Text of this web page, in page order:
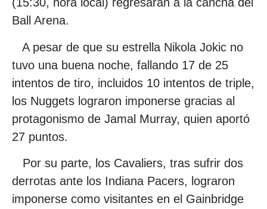
Ball Arena.
A pesar de que su estrella Nikola Jokic no
tuvo una buena noche, fallando 17 de 25
intentos de tiro, incluidos 10 intentos de triple,
los Nuggets lograron imponerse gracias al
protagonismo de Jamal Murray, quien aportó
27 puntos.
Por su parte, los Cavaliers, tras sufrir dos
derrotas ante los Indiana Pacers, lograron
imponerse como visitantes en el Gainbridge